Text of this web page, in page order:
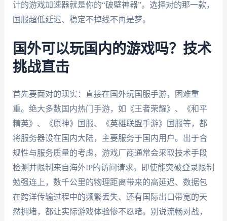
计的游戏加速器就是你的“破壁神器”。选择对的那一款，
国服超低延迟、稳定不掉线不再是梦。
国外可以玩国内的游戏吗？技术
挑战直击
首先要面对的现实：直接在国外玩国服手游，困难重
重。绝大多数国内热门手游，如《王者荣耀》、《和平
精英》、《原神》国服、《英雄联盟手游》国服等，都
将服务器设在国内大陆，主要服务于国内用户。出于合
规性与服务质量的考虑，游戏厂商通常会采取技术手段
检测并限制来自海外IP的访问请求。即使能突破登录限制
勉强连上，数千公里的物理距离带来的高延迟、数据包
在跨洋传输过程中的频繁丢失、还有国际出口带宽的天
然拥堵，都让实际游戏体验惨不忍睹。别说流畅对战，